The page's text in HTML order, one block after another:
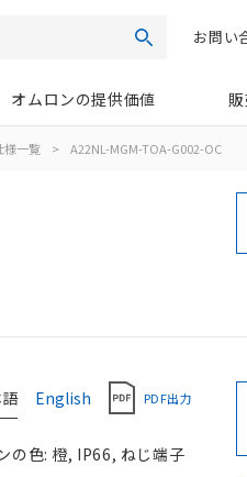
検索お問い
オムロンの提供価値
様一覧 > A22NL-MGM-TOA-G002-OC
English PDF出力
の色: 橙, IP66, ねじ端子